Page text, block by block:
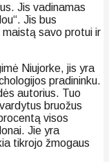
Jis vadinamas
Jis bus
savo protui ir
Niujorke, jis yra
pradininku.
autorius. Tuo
bruožus
visos
Jie yra
tikrojo žmogaus